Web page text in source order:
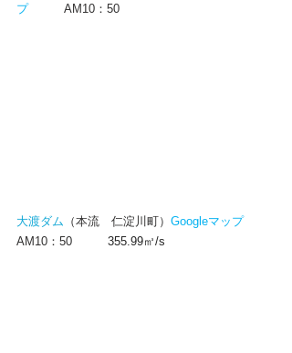
プ
AM10：50
大渡ダム （本流　仁淀川町） Googleマップ
AM10：50 355.99㎥/s